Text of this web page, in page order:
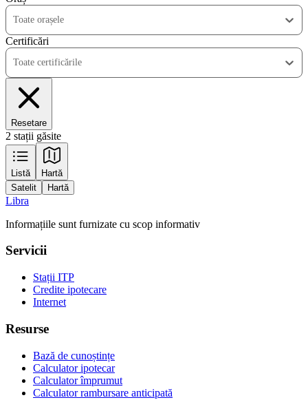
Toate orașele
Certificări
Toate certificările
Resetare
2 stații găsite
Listă Hartă
+
−
Leaflet |Tiles © Esri — Source: Esri, Maxar, Earthstar Geographics, and the GIS
User Community
Satelit Hartă
Libra
Informațiile sunt furnizate cu scop informativ
Servicii
Stații ITP
Credite ipotecare
Internet
Resurse
Bază de cunoștințe
Calculator ipotecar
Calculator împrumut
Calculator rambursare anticipată